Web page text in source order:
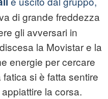
di grande freddezza
gli avversari in
la Movistar e la
energie per cercare
si è fatta sentire
la corsa.